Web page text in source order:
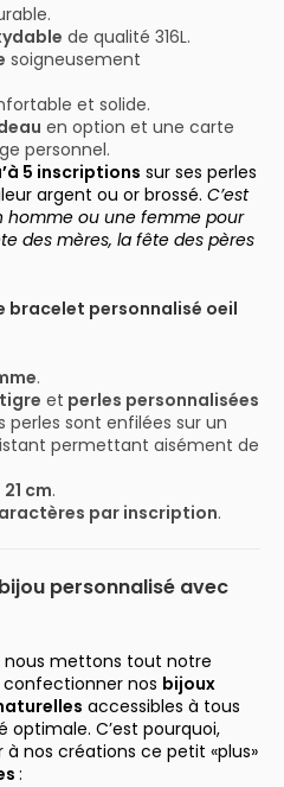
de qualité 316L.
soigneusement
et solide.
en option et une carte
personnel.
5 inscriptions sur ses perles
argent ou or brossé. C’est
homme ou une femme pour
des mères, la fête des pères
personnalisé oeil
.
et perles personnalisées
perles sont enfilées sur un
permettant aisément de
21 cm.
par inscription.
personnalisé avec
nous mettons tout notre
nos bijoux
accessibles à tous
optimale. C’est pourquoi,
nos créations ce petit «plus»
: